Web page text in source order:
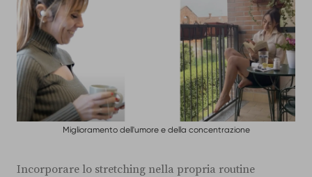
Miglioramento dell'umore e della concentrazione
Incorporare lo stretching nella propria routine